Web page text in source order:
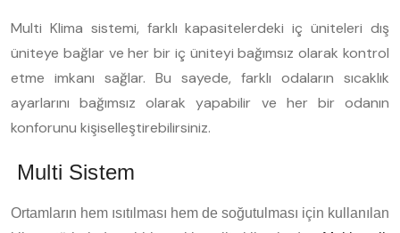
Multi Klima sistemi, farklı kapasitelerdeki iç üniteleri dış
üniteye bağlar ve her bir iç üniteyi bağımsız olarak kontrol
etme imkanı sağlar. Bu sayede, farklı odaların sıcaklık
ayarlarını bağımsız olarak yapabilir ve her bir odanın
konforunu kişiselleştirebilirsiniz.
Multi Sistem
Ortamların hem ısıtılması hem de soğutulması için kullanılan